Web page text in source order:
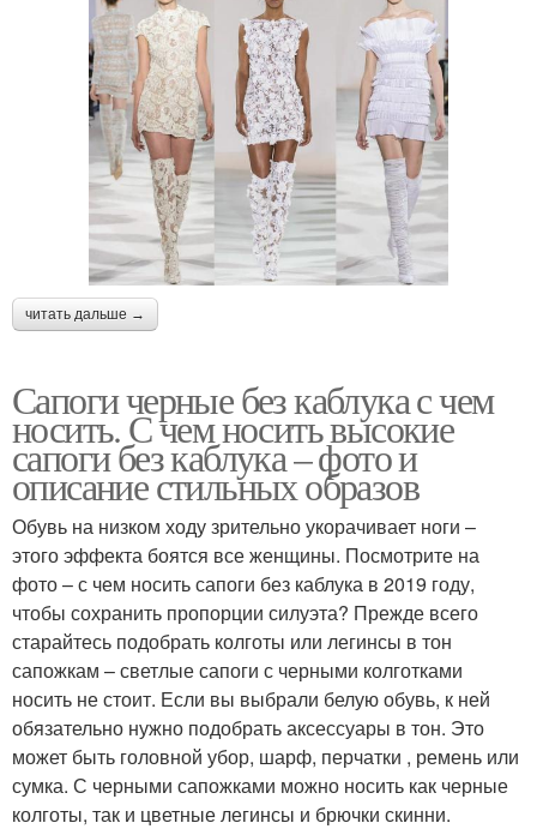
читать дальше →
Сапоги черные без каблука с чем
носить. С чем носить высокие
сапоги без каблука – фото и
описание стильных образов
Обувь на низком ходу зрительно укорачивает ноги –
этого эффекта боятся все женщины. Посмотрите на
фото – с чем носить сапоги без каблука в 2019 году,
чтобы сохранить пропорции силуэта? Прежде всего
старайтесь подобрать колготы или легинсы в тон
сапожкам – светлые сапоги с черными колготками
носить не стоит. Если вы выбрали белую обувь, к ней
обязательно нужно подобрать аксессуары в тон. Это
может быть головной убор, шарф, перчатки , ремень или
сумка. С черными сапожками можно носить как черные
колготы, так и цветные легинсы и брючки скинни.